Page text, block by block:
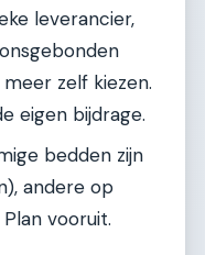
leverancier,
zelf kiezen.
eigen bijdrage.
bedden zijn
andere op
vooruit.